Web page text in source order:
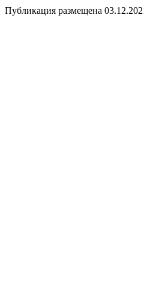
Публикация размещена